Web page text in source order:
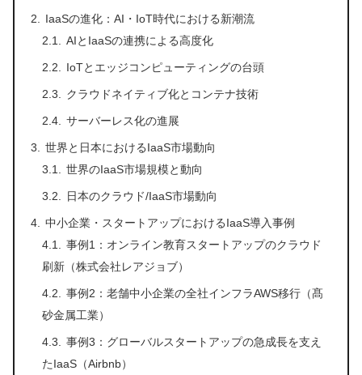
IaaSの進化：AI・IoT時代における新潮流
AIとIaaSの連携による高度化
IoTとエッジコンピューティングの台頭
クラウドネイティブ化とコンテナ技術
サーバーレス化の進展
世界と日本におけるIaaS市場動向
世界のIaaS市場規模と動向
日本のクラウド/IaaS市場動向
中小企業・スタートアップにおけるIaaS導入事例
事例1：オンライン教育スタートアップのクラウド
刷新（株式会社レアジョブ）
事例2：老舗中小企業の全社インフラAWS移行（髙
砂金属工業）
事例3：グローバルスタートアップの急成長を支え
たIaaS（Airbnb）